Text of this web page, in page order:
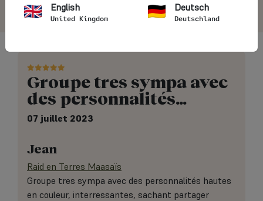
Groupe tres sympa avec
des personnalités…
07 juillet 2023
Jean
Raid en Terres Maasaïs
Groupe tres sympa avec des personnalités hautes
en couleur, interressantes, sachant partager
English
United Kingdom
Deutsch
Deutschland